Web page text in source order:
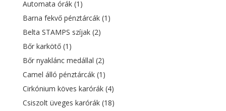
Automata órák (1)
Barna fekvő pénztárcák (1)
Belta STAMPS szíjak (2)
Bőr karkötő (1)
Bőr nyaklánc medállal (2)
Camel álló pénztárcák (1)
Cirkónium köves karórák (4)
Csiszolt üveges karórák (18)